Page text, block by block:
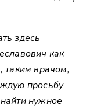
здесь
как
таким врачом,
просьбу
нужное